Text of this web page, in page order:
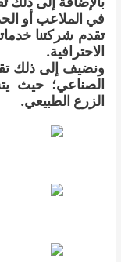
في الملاعب أو
تقدم شركتنا
الاحترافية.
ونضيف إلى ذلك
الصناعي؛ حيث
الزرع الطبيعي.